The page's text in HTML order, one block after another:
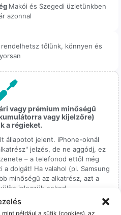
például a sütik (cookies), az
Makói és Szegedi üzletünkben
azonnal
rendelhetsz tőlünk, könnyen és
vagy prémium minőségű
vagy kijelzőre)
a régieket.
állapotot jelent. iPhone-oknál
jelzés, de ne aggódj, ez
– a telefonod ettől még
dolgát! Ha valahol (pl. Samsung
minőségű az alkatrész, azt a
jelezzük neked.